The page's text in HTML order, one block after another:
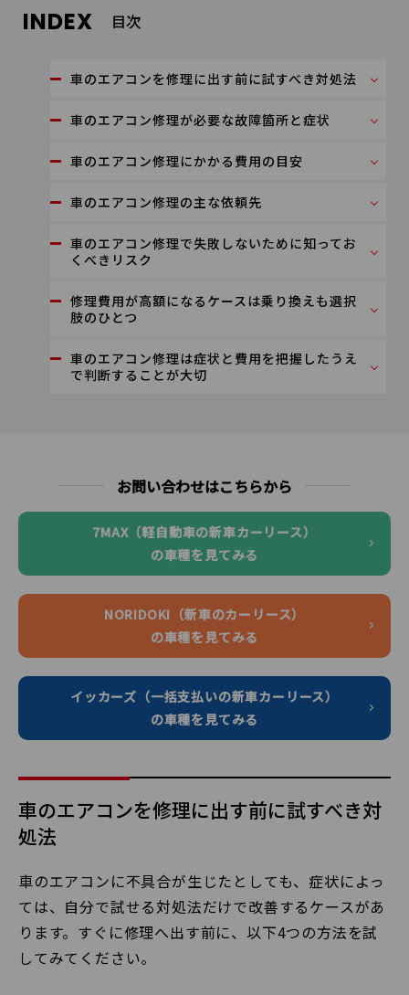
INDEX 目次
車のエアコンを修理に出す前に試すべき対処法
車のエアコン修理が必要な故障箇所と症状
車のエアコン修理にかかる費用の目安
車のエアコン修理の主な依頼先
車のエアコン修理で失敗しないために知ってお
くべきリスク
修理費用が高額になるケースは乗り換えも選択
肢のひとつ
車のエアコン修理は症状と費用を把握したうえ
で判断することが大切
お問い合わせはこちらから
7MAX（軽自動車の新車カーリース）
の車種を見てみる
NORIDOKI（新車のカーリース）
の車種を見てみる
イッカーズ（一括支払いの新車カーリース）
の車種を見てみる
車のエアコンを修理に出す前に試すべき対
処法
車のエアコンに不具合が生じたとしても、症状によっ
ては、自分で試せる対処法だけで改善するケースがあ
ります。すぐに修理へ出す前に、以下4つの方法を試
してみてください。